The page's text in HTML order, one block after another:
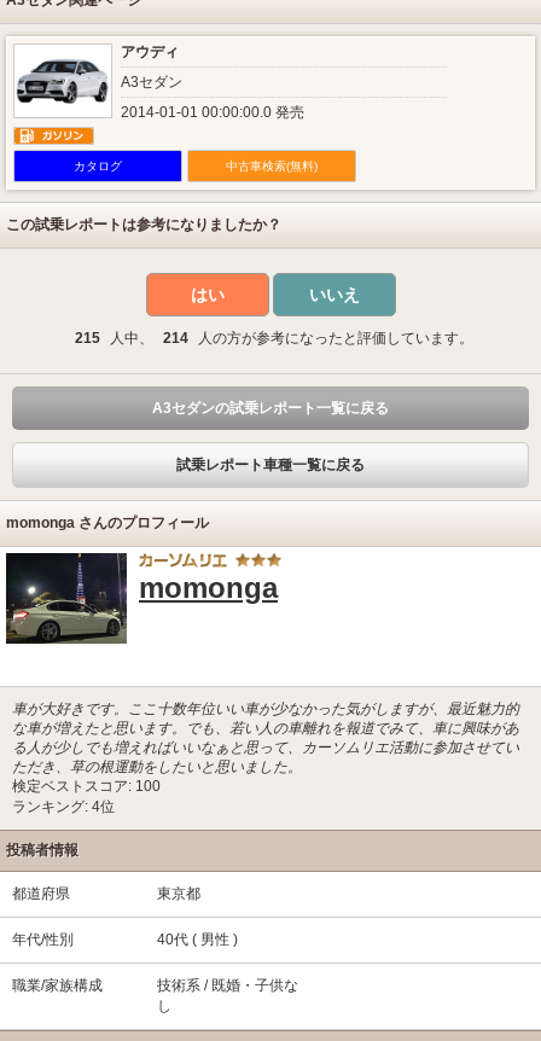
アウディ
A3セダン
2014-01-01 00:00:00.0 発売
カタログ 中古車検索(無料)
この試乗レポートは参考になりましたか？
はい いいえ
215 人中、 214 人の方が参考になったと評価しています。
A3セダンの試乗レポート一覧に戻る
試乗レポート車種一覧に戻る
momonga さんのプロフィール
momonga
車が大好きです。ここ十数年位いい車が少なかった気がしますが、最近魅力的
な車が増えたと思います。でも、若い人の車離れを報道でみて、車に興味があ
る人が少しでも増えればいいなぁと思って、カーソムリエ活動に参加させてい
ただき、草の根運動をしたいと思いました。
検定ベストスコア: 100
ランキング: 4位
投稿者情報
都道府県 東京都
年代/性別 40代 ( 男性 )
職業/家族構成
技術系 / 既婚・子供な
し